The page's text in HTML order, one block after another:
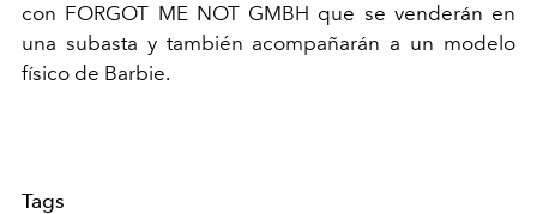
con FORGOT ME NOT GMBH que se venderán en
una subasta y también acompañarán a un modelo
físico de Barbie.
Tags